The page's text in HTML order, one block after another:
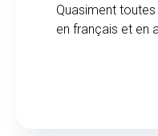
Quasiment
en français et en